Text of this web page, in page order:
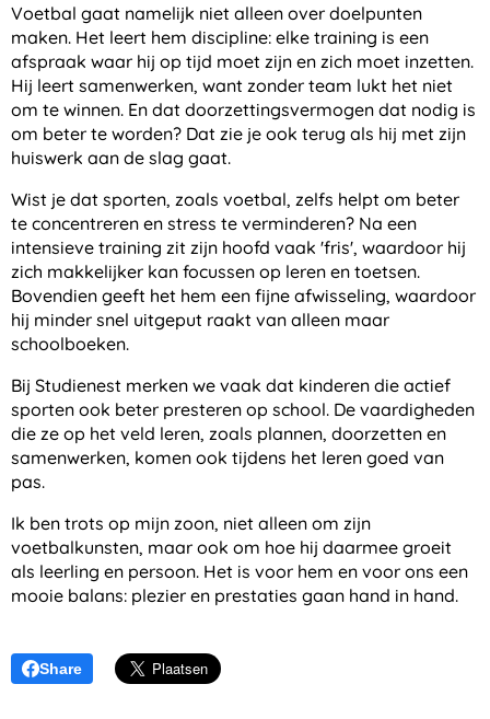
Voetbal gaat namelijk niet alleen over doelpunten
maken. Het leert hem discipline: elke training is een
afspraak waar hij op tijd moet zijn en zich moet inzetten.
Hij leert samenwerken, want zonder team lukt het niet
om te winnen. En dat doorzettingsvermogen dat nodig is
om beter te worden? Dat zie je ook terug als hij met zijn
huiswerk aan de slag gaat.
Wist je dat sporten, zoals voetbal, zelfs helpt om beter
te concentreren en stress te verminderen? Na een
intensieve training zit zijn hoofd vaak 'fris', waardoor hij
zich makkelijker kan focussen op leren en toetsen.
Bovendien geeft het hem een fijne afwisseling, waardoor
hij minder snel uitgeput raakt van alleen maar
schoolboeken.
Bij Studienest merken we vaak dat kinderen die actief
sporten ook beter presteren op school. De vaardigheden
die ze op het veld leren, zoals plannen, doorzetten en
samenwerken, komen ook tijdens het leren goed van
pas.
Ik ben trots op mijn zoon, niet alleen om zijn
voetbalkunsten, maar ook om hoe hij daarmee groeit
als leerling en persoon. Het is voor hem en voor ons een
mooie balans: plezier en prestaties gaan hand in hand.
Share